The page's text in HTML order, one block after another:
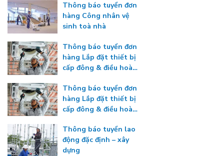
Thông báo tuyển đơn
hàng Công nhân vệ
sinh toà nhà
Thông báo tuyển đơn
hàng Lắp đặt thiết bị
cấp đông & điều hoà
Thông báo tuyển đơn
hàng Lắp đặt thiết bị
cấp đông & điều hoà
Thông báo tuyển lao
động đặc định – xây
dựng